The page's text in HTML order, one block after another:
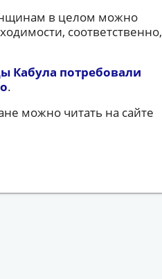
в целом можно
соответственно,
Кабула потребовали
.
можно читать на сайте